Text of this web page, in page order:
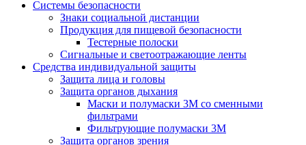
Системы безопасности
Знаки социальной дистанции
Продукция для пищевой безопасности
Тестерные полоски
Сигнальные и светоотражающие ленты
Средства индивидуальной защиты
Защита лица и головы
Защита органов дыхания
Маски и полумаски 3М со сменными
фильтрами
Фильтрующие полумаски 3М
Защита органов зрения